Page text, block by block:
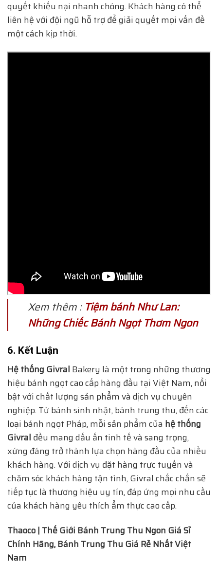
quyết khiếu nại nhanh chóng. Khách hàng có thể
liên hệ với đội ngũ hỗ trợ để giải quyết mọi vấn đề
một cách kịp thời.
Xem thêm : Tiệm bánh Như Lan:
Những Chiếc Bánh Ngọt Thơm Ngon
6. Kết Luận
Hệ thống Givral Bakery là một trong những thương
hiệu bánh ngọt cao cấp hàng đầu tại Việt Nam, nổi
bật với chất lượng sản phẩm và dịch vụ chuyên
nghiệp. Từ bánh sinh nhật, bánh trung thu, đến các
loại bánh ngọt Pháp, mỗi sản phẩm của hệ thống
Givral đều mang dấu ấn tinh tế và sang trọng,
xứng đáng trở thành lựa chọn hàng đầu của nhiều
khách hàng. Với dịch vụ đặt hàng trực tuyến và
chăm sóc khách hàng tận tình, Givral chắc chắn sẽ
tiếp tục là thương hiệu uy tín, đáp ứng mọi nhu cầu
của khách hàng yêu thích ẩm thực cao cấp.
Thaoco | Thế Giới Bánh Trung Thu Ngon Giá Sỉ
Chính Hãng, Bánh Trung Thu Giá Rẻ Nhất Việt
Nam